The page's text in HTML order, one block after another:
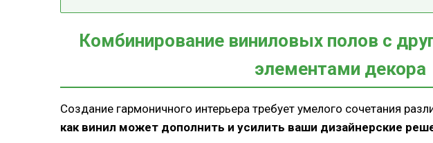
Комбинирование виниловых полов с
элементами декора
Создание гармоничного интерьера требует умелого сочетания
как винил может дополнить и усилить ваши дизайнерские